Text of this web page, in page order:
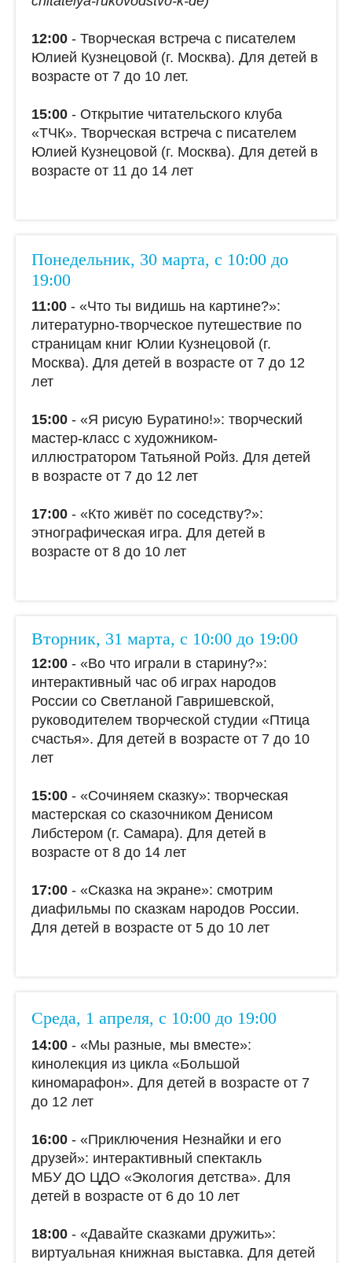
12:00 - Творческая встреча с писателем
Юлией Кузнецовой (г. Москва). Для детей в
возрасте от 7 до 10 лет.
15:00 - Открытие читательского клуба
«ТЧК». Творческая встреча с писателем
Юлией Кузнецовой (г. Москва). Для детей в
возрасте от 11 до 14 лет
Понедельник, 30 марта, с 10:00 до
19:00
11:00 - «Что ты видишь на картине?»:
литературно-творческое путешествие по
страницам книг Юлии Кузнецовой (г.
Москва). Для детей в возрасте от 7 до 12
лет
15:00 - «Я рисую Буратино!»: творческий
мастер-класс с художником-
иллюстратором Татьяной Ройз. Для детей
в возрасте от 7 до 12 лет
17:00 - «Кто живёт по соседству?»:
этнографическая игра. Для детей в
возрасте от 8 до 10 лет
Вторник, 31 марта, с 10:00 до 19:00
12:00 - «Во что играли в старину?»:
интерактивный час об играх народов
России со Светланой Гавришевской,
руководителем творческой студии «Птица
счастья». Для детей в возрасте от 7 до 10
лет
15:00 - «Сочиняем сказку»: творческая
мастерская со сказочником Денисом
Либстером (г. Самара). Для детей в
возрасте от 8 до 14 лет
17:00 - «Сказка на экране»: смотрим
диафильмы по сказкам народов России.
Для детей в возрасте от 5 до 10 лет
Среда, 1 апреля, с 10:00 до 19:00
14:00 - «Мы разные, мы вместе»:
кинолекция из цикла «Большой
киномарафон». Для детей в возрасте от 7
до 12 лет
16:00 - «Приключения Незнайки и его
друзей»: интерактивный спектакль
МБУ ДО ЦДО «Экология детства». Для
детей в возрасте от 6 до 10 лет
18:00 - «Давайте сказками дружить»:
виртуальная книжная выставка. Для детей